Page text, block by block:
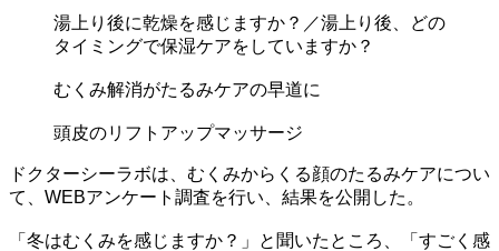
湯上り後に乾燥を感じますか？／湯上り後、どの
タイミングで保湿ケアをしていますか？
むくみ解消がたるみケアの早道に
頭皮のリフトアップマッサージ
ドクターシーラボは、むくみからくる顔のたるみケアについ
て、WEBアンケート調査を行い、結果を公開した。
「冬はむくみを感じますか？」と聞いたところ、「すごく感